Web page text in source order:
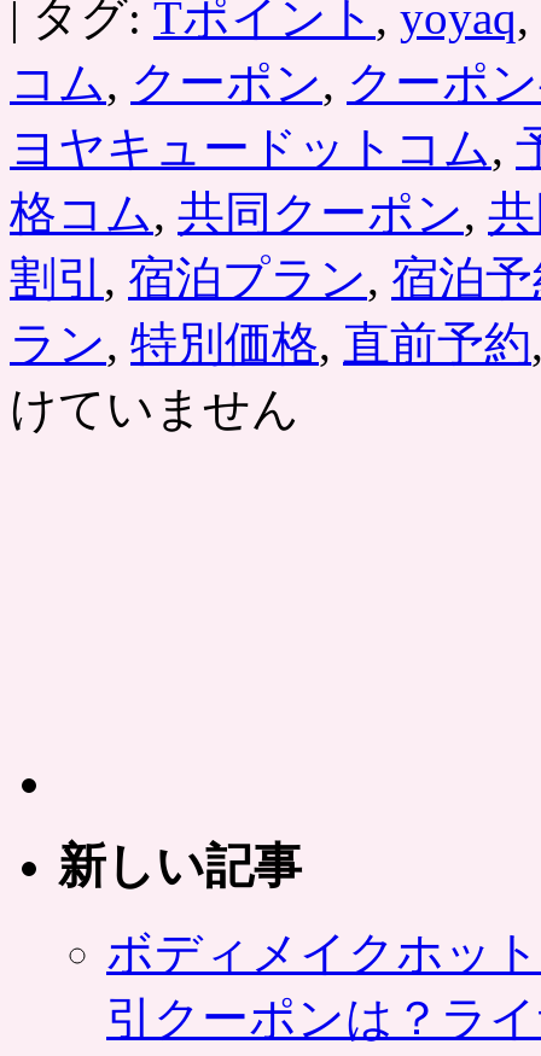
| タグ: Tポイント , yoyaq,
コム, クーポン, クーポ
ヨヤキュードットコム,
格コム, 共同クーポン,
割引 , 宿泊プラン, 宿泊
ラン, 特別価格, 直前予約
けていません
新しい記事
ボディメイクホッ
引クーポンは？ラ